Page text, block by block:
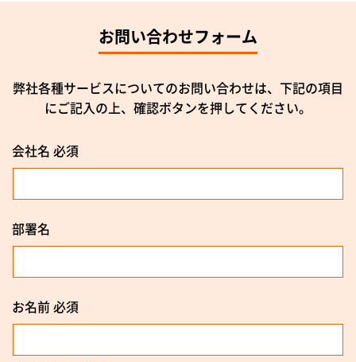
お問い合わせフォーム
弊社各種サービスについてのお問い合わせは、下記の項目
にご記入の上、確認ボタンを押してください。
会社名 必須
部署名
お名前必須